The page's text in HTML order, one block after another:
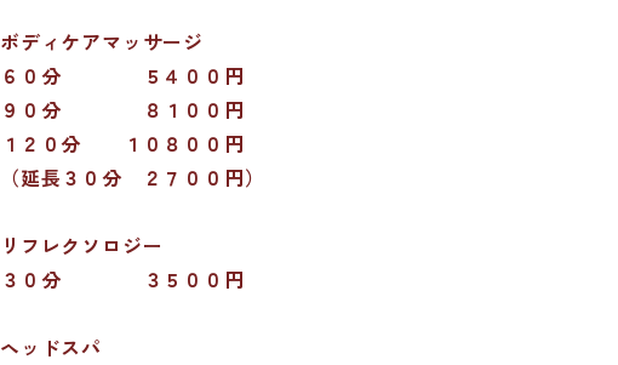
ボディケアマッサージ
６０分 ５４００円
９０分 ８１００円
１２０分 １０８００円
（延長３０分 ２７００円）
リフレクソロジー
３０分 ３５００円
ヘッドスパ